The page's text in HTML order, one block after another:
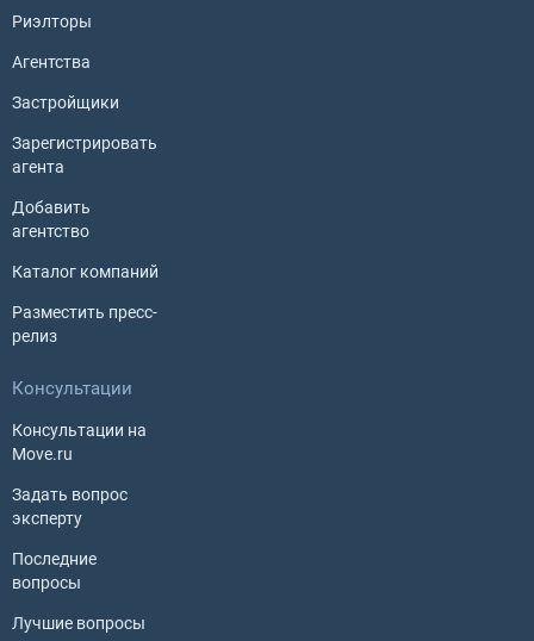
Риэлторы
Агентства
Застройщики
Зарегистрировать
агента
Добавить
агентство
Каталог компаний
Разместить пресс-
релиз
Консультации
Консультации на
Move.ru
Задать вопрос
эксперту
Последние
вопросы
Лучшие вопросы